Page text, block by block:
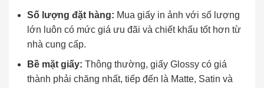
Số lượng đặt hàng: Mua giấy in ảnh với số lượng
lớn luôn có mức giá ưu đãi và chiết khấu tốt hơn từ
nhà cung cấp.
Bề mặt giấy: Thông thường, giấy Glossy có giá
thành phải chăng nhất, tiếp đến là Matte, Satin và